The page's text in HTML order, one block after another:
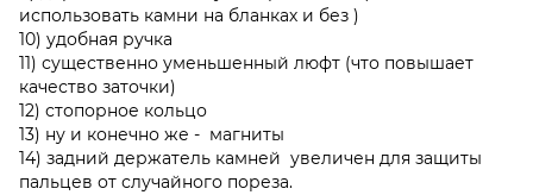
использовать камни на бланках и без )
10) удобная ручка
11) существенно уменьшенный люфт (что повышает
качество заточки)
12) стопорное кольцо
13) ну и конечно же - магниты
14) задний держатель камней увеличен для защиты
пальцев от случайного пореза.